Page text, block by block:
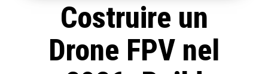
Costruire un
Drone FPV nel